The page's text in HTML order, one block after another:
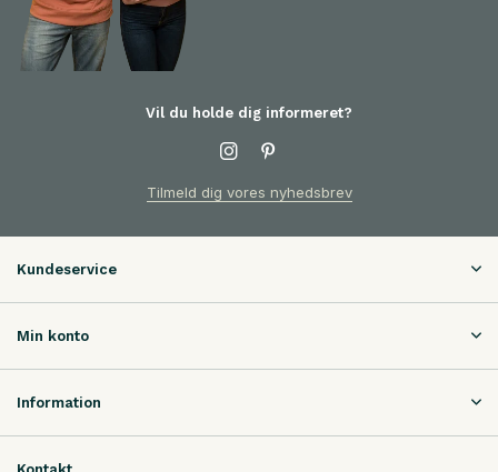
Vil du holde dig informeret?
Tilmeld dig vores nyhedsbrev
Kundeservice
Min konto
Information